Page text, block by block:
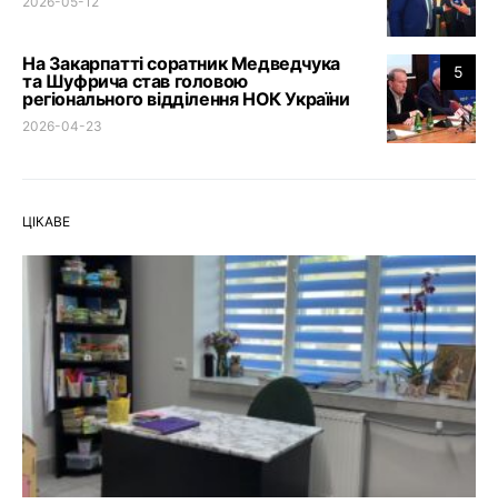
5
На Закарпатті соратник Медведчука
та Шуфрича став головою
регіонального відділення НОК України
2026-04-23
ЦІКАВЕ